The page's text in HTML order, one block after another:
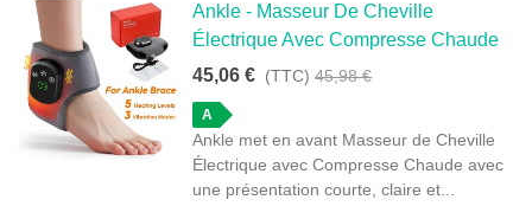
Ankle - Masseur De Cheville
Électrique Avec Compresse Chaude
45,06 € (TTC) 45,98 €
A
Ankle met en avant Masseur de Cheville
Électrique avec Compresse Chaude avec
une présentation courte, claire et...